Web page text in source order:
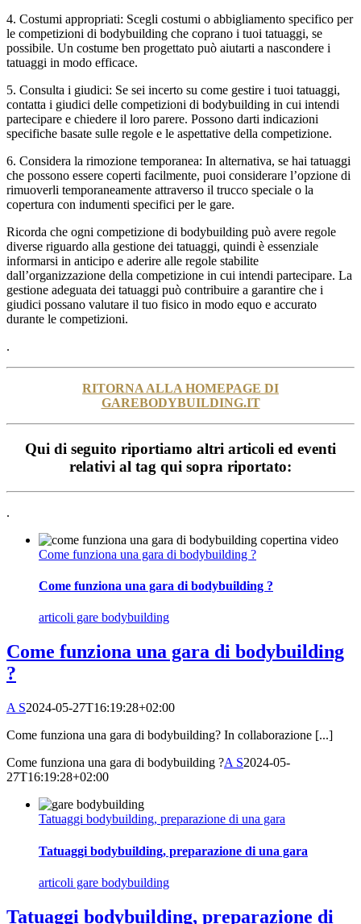
4. Costumi appropriati: Scegli costumi o abbigliamento specifico per
le competizioni di bodybuilding che coprano i tuoi tatuaggi, se
possibile. Un costume ben progettato può aiutarti a nascondere i
tatuaggi in modo efficace.
5. Consulta i giudici: Se sei incerto su come gestire i tuoi tatuaggi,
contatta i giudici delle competizioni di bodybuilding in cui intendi
partecipare e chiedere il loro parere. Possono darti indicazioni
specifiche basate sulle regole e le aspettative della competizione.
6. Considera la rimozione temporanea: In alternativa, se hai tatuaggi
che possono essere coperti facilmente, puoi considerare l’opzione di
rimuoverli temporaneamente attraverso il trucco speciale o la
copertura con indumenti specifici per le gare.
Ricorda che ogni competizione di bodybuilding può avere regole
diverse riguardo alla gestione dei tatuaggi, quindi è essenziale
informarsi in anticipo e aderire alle regole stabilite
dall’organizzazione della competizione in cui intendi partecipare. La
gestione adeguata dei tatuaggi può contribuire a garantire che i
giudici possano valutare il tuo fisico in modo equo e accurato
durante le competizioni.
.
RITORNA ALLA HOMEPAGE DI
GAREBODYBUILDING.IT
Qui di seguito riportiamo altri articoli ed eventi
relativi al tag qui sopra riportato:
.
Come funziona una gara di bodybuilding ?
Come funziona una gara di bodybuilding ?
articoli gare bodybuilding
Come funziona una gara di bodybuilding
?
A S2024-05-27T16:19:28+02:00
Come funziona una gara di bodybuilding? In collaborazione [...]
Come funziona una gara di bodybuilding ?A S2024-05-
27T16:19:28+02:00
Tatuaggi bodybuilding, preparazione di una gara
Tatuaggi bodybuilding, preparazione di una gara
articoli gare bodybuilding
Tatuaggi bodybuilding, preparazione di